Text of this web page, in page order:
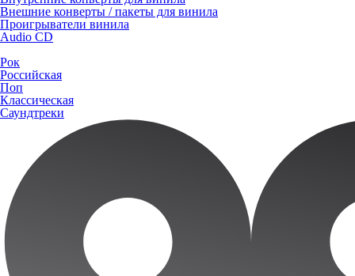
Внешние конверты / пакеты для винила
Проигрыватели винила
Audio CD
Рок
Российская
Поп
Классическая
Саундтреки